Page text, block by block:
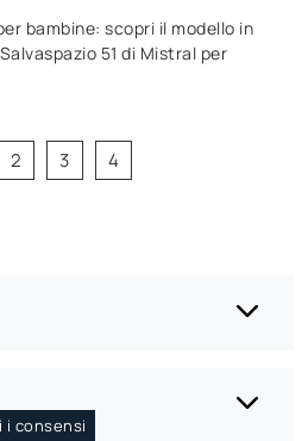
bambine: scopri il modello in
51 di Mistral per
2 3 4
i consensi